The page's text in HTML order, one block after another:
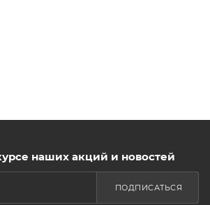
наших акций и новостей
ПОДПИСАТЬСЯ